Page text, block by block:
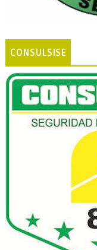
CONSULSISE